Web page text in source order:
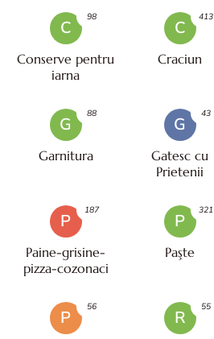
C
Conserve pentru
iarna
98
C
Craciun
413
G
Garnitura
88
G
Gatesc cu
Prietenii
43
P
Paine-grisine-
pizza-cozonaci
187
P
Paşte
321
P
56
R
55